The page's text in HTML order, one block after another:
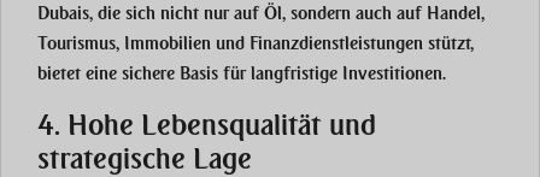
Dubais, die sich nicht nur auf Öl, sondern auch auf Handel,
Tourismus, Immobilien und Finanzdienstleistungen stützt,
bietet eine sichere Basis für langfristige Investitionen.
4. Hohe Lebensqualität und
strategische Lage